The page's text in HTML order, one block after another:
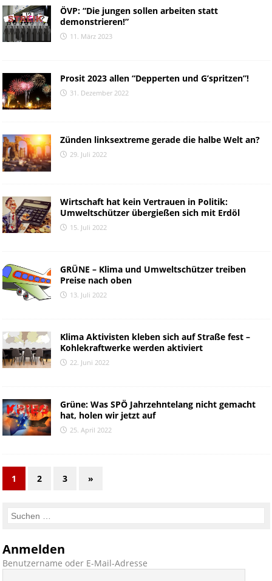
ÖVP: “Die jungen sollen arbeiten statt
demonstrieren!”
11. März 2023
Prosit 2023 allen “Depperten und G’spritzen”!
31. Dezember 2022
Zünden linksextreme gerade die halbe Welt an?
29. Juli 2022
Wirtschaft hat kein Vertrauen in Politik:
Umweltschützer übergießen sich mit Erdöl
15. Juli 2022
GRÜNE – Klima und Umweltschützer treiben
Preise nach oben
13. Juli 2022
Klima Aktivisten kleben sich auf Straße fest –
Kohlekraftwerke werden aktiviert
22. Juni 2022
Grüne: Was SPÖ Jahrzehntelang nicht gemacht
hat, holen wir jetzt auf
25. April 2022
1 2 3 »
Anmelden
Benutzername oder E-Mail-Adresse